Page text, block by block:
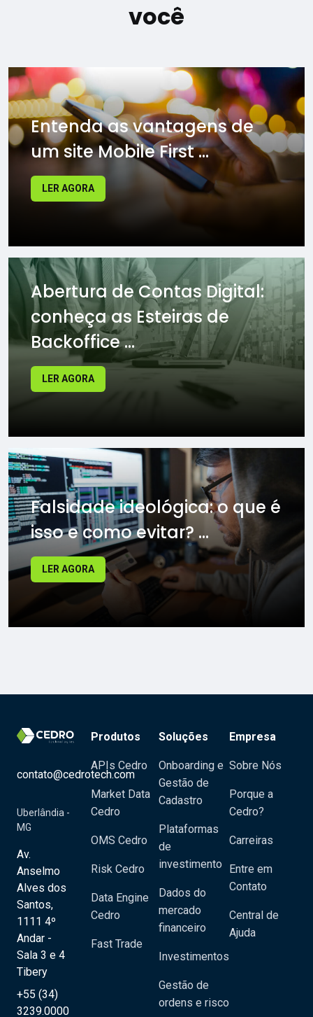
você
Entenda as vantagens de
um site Mobile First ...
LER AGORA
Abertura de Contas Digital:
conheça as Esteiras de
Backoffice ...
LER AGORA
Falsidade ideológica: o que é
isso e como evitar? ...
LER AGORA
contato@cedrotech.com
Uberlândia -
MG
Av.
Anselmo
Alves dos
Santos,
1111 4º
Andar -
Sala 3 e 4
Tibery
+55 (34)
3239.0000
Produtos
APIs Cedro
Market Data
Cedro
OMS Cedro
Risk Cedro
Data Engine
Cedro
Fast Trade
Soluções
Onboarding e
Gestão de
Cadastro
Plataformas
de
investimento
Dados do
mercado
financeiro
Investimentos
Gestão de
ordens e risco
Empresa
Sobre Nós
Porque a
Cedro?
Carreiras
Entre em
Contato
Central de
Ajuda